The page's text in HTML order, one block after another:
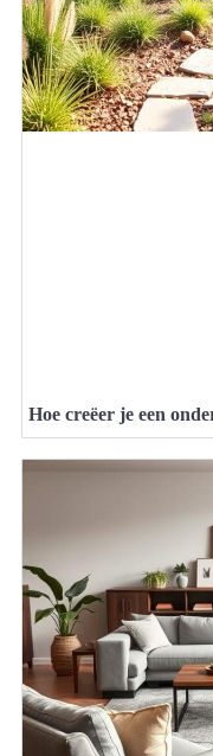
Hoe creëer je een